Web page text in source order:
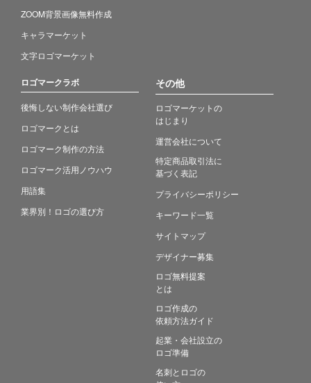
ZOOM背景画像無料作成
キャラマーケット
文字ロゴマーケット
ロゴマークラボ
後悔しない制作会社選び
ロゴマークとは
ロゴマーク制作の方法
ロゴマーク活用ノウハウ
用語集
業界別！ロゴの選び方
その他
ロゴマーケットの
はじまり
運営会社について
特定商品取引法に
基づく表記
プライバシーポリシー
キーワード一覧
サイトマップ
デザイナー募集
ロゴ無料提案
とは
ロゴ作成の
依頼方法ガイド
起業・会社設立の
ロゴ準備
名刺とロゴの